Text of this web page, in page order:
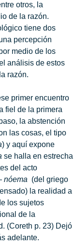
otros, la
de la razón.
tiene dos
percepción
medio de los
análisis de estos
razón.
primer encuentro
fiel de la primera
la abstención
las cosas, el tipo
) y aquí expone
se halla en estrecha
del acto
nóema (del griego
la realidad a
los sujetos
de la
(Coreth p. 23) Dejó
adelante.